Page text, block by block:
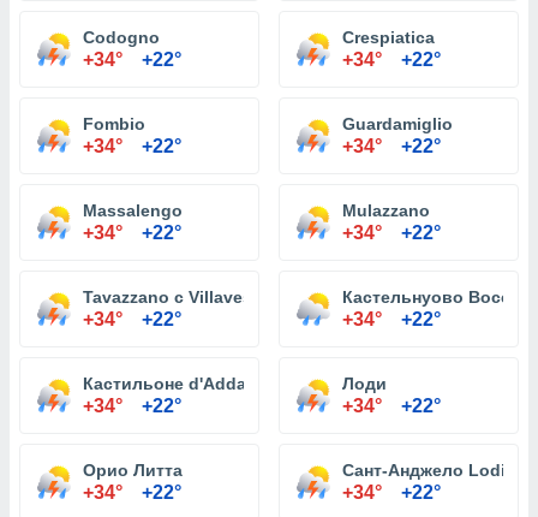
Codogno
+34° +22°
Crespiatica
+34° +22°
Fombio
+34° +22°
Guardamiglio
+34° +22°
Massalengo
+34° +22°
Mulazzano
+34° +22°
Tavazzano с Villavesco
+34° +22°
Кастельнуово Bocca
+34° +22°
Кастильоне d'Adda
+34° +22°
Лоди
+34° +22°
Орио Литта
+34° +22°
Сант-Анджело
+34° +22°